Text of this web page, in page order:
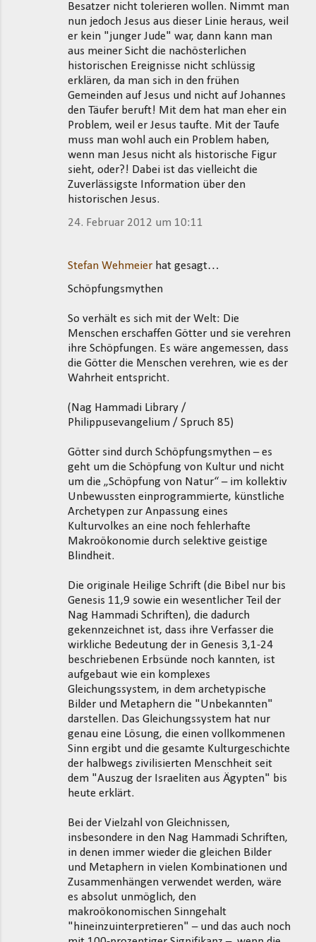
Besatzer nicht tolerieren wollen. Nimmt man
nun jedoch Jesus aus dieser Linie heraus, weil
er kein "junger Jude" war, dann kann man
aus meiner Sicht die nachösterlichen
historischen Ereignisse nicht schlüssig
erklären, da man sich in den frühen
Gemeinden auf Jesus und nicht auf Johannes
den Täufer beruft! Mit dem hat man eher ein
Problem, weil er Jesus taufte. Mit der Taufe
muss man wohl auch ein Problem haben,
wenn man Jesus nicht als historische Figur
sieht, oder?! Dabei ist das vielleicht die
Zuverlässigste Information über den
historischen Jesus.
24. Februar 2012 um 10:11
Stefan Wehmeier hat gesagt…
Schöpfungsmythen
So verhält es sich mit der Welt: Die
Menschen erschaffen Götter und sie verehren
ihre Schöpfungen. Es wäre angemessen, dass
die Götter die Menschen verehren, wie es der
Wahrheit entspricht.
(Nag Hammadi Library /
Philippusevangelium / Spruch 85)
Götter sind durch Schöpfungsmythen – es
geht um die Schöpfung von Kultur und nicht
um die „Schöpfung von Natur“ – im kollektiv
Unbewussten einprogrammierte, künstliche
Archetypen zur Anpassung eines
Kulturvolkes an eine noch fehlerhafte
Makroökonomie durch selektive geistige
Blindheit.
Die originale Heilige Schrift (die Bibel nur bis
Genesis 11,9 sowie ein wesentlicher Teil der
Nag Hammadi Schriften), die dadurch
gekennzeichnet ist, dass ihre Verfasser die
wirkliche Bedeutung der in Genesis 3,1-24
beschriebenen Erbsünde noch kannten, ist
aufgebaut wie ein komplexes
Gleichungssystem, in dem archetypische
Bilder und Metaphern die "Unbekannten"
darstellen. Das Gleichungssystem hat nur
genau eine Lösung, die einen vollkommenen
Sinn ergibt und die gesamte Kulturgeschichte
der halbwegs zivilisierten Menschheit seit
dem "Auszug der Israeliten aus Ägypten" bis
heute erklärt.
Bei der Vielzahl von Gleichnissen,
insbesondere in den Nag Hammadi Schriften,
in denen immer wieder die gleichen Bilder
und Metaphern in vielen Kombinationen und
Zusammenhängen verwendet werden, wäre
es absolut unmöglich, den
makroökonomischen Sinngehalt
"hineinzuinterpretieren" – und das auch noch